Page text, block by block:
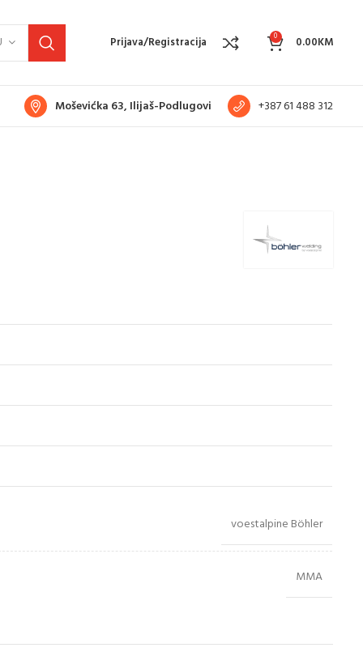
Prijava/Registracija 0 0.00KM
Moševićka 63, Ilijaš-Podlugovi +387 61 488 312
voestalpine Böhler
MMA